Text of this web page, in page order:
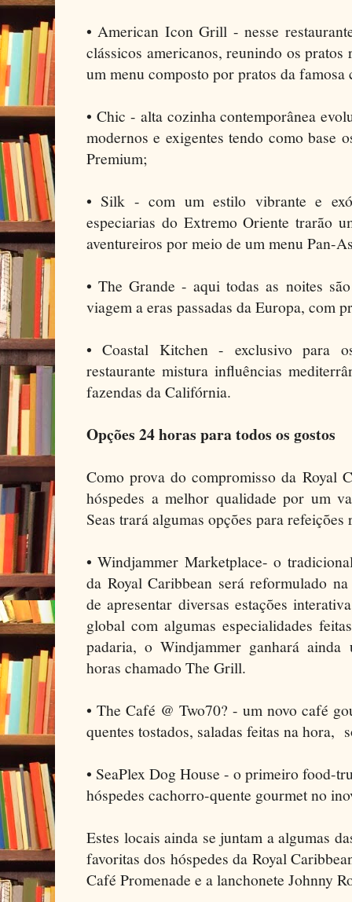
• American Icon Grill - nesse
clássicos americanos, reunindo os
um menu composto por pratos da
• Chic - alta cozinha contemporânea
modernos e exigentes tendo como base
Premium;
• Silk - com um estilo vibrante e
especiarias do Extremo Oriente trarão
aventureiros por meio de um menu Pan-
• The Grande - aqui todas as noites
viagem a eras passadas da Europa, com
• Coastal Kitchen - exclusivo para
restaurante mistura influências
fazendas da Califórnia.
Opções 24 horas para todos os gostos
Como prova do compromisso da Royal
hóspedes a melhor qualidade por um
Seas trará algumas opções para
• Windjammer Marketplace- o
da Royal Caribbean será reformulado
de apresentar diversas estações
global com algumas especialidades
padaria, o Windjammer ganhará
horas chamado The Grill.
• The Café @ Two70? - um novo café
quentes tostados, saladas feitas na hora,
• SeaPlex Dog House - o primeiro food-
hóspedes cachorro-quente gourmet no
Estes locais ainda se juntam a algumas
favoritas dos hóspedes da Royal
Café Promenade e a lanchonete Johnny